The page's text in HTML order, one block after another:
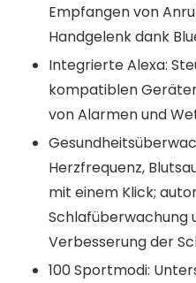
Empfangen von
Handgelenk dank
Integrierte Alexa:
kompatiblen
von Alarmen und
Herzfrequenz,
mit einem Klick;
Schlafüberwachung
Verbesserung der
100 Sportmodi: